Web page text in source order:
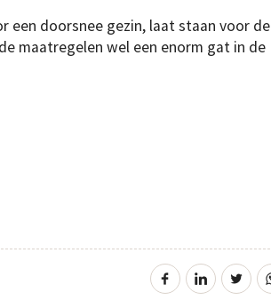
een doorsnee gezin, laat staan voor de
maatregelen wel een enorm gat in de